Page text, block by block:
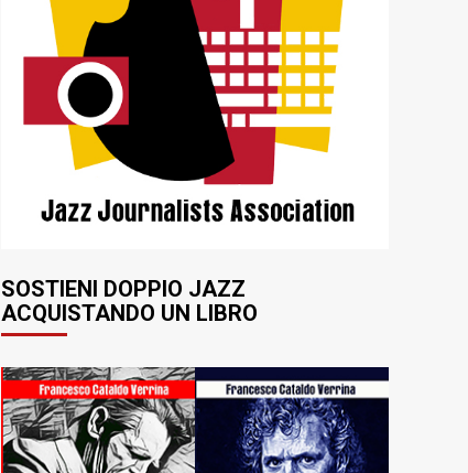
SOSTIENI DOPPIO JAZZ
ACQUISTANDO UN LIBRO